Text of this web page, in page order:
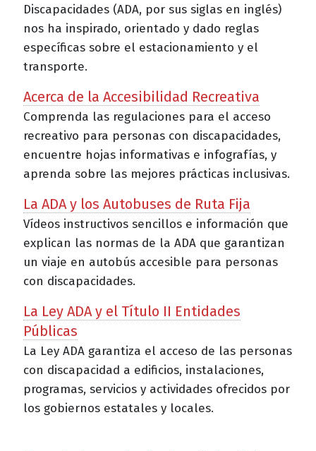
Discapacidades (ADA, por sus siglas en inglés)
nos ha inspirado, orientado y dado reglas
específicas sobre el estacionamiento y el
transporte.
Acerca de la Accesibilidad Recreativa
Comprenda las regulaciones para el acceso
recreativo para personas con discapacidades,
encuentre hojas informativas e infografías, y
aprenda sobre las mejores prácticas inclusivas.
La ADA y los Autobuses de Ruta Fija
Vídeos instructivos sencillos e información que
explican las normas de la ADA que garantizan
un viaje en autobús accesible para personas
con discapacidades.
La Ley ADA y el Título II Entidades
Públicas
La Ley ADA garantiza el acceso de las personas
con discapacidad a edificios, instalaciones,
programas, servicios y actividades ofrecidos por
los gobiernos estatales y locales.